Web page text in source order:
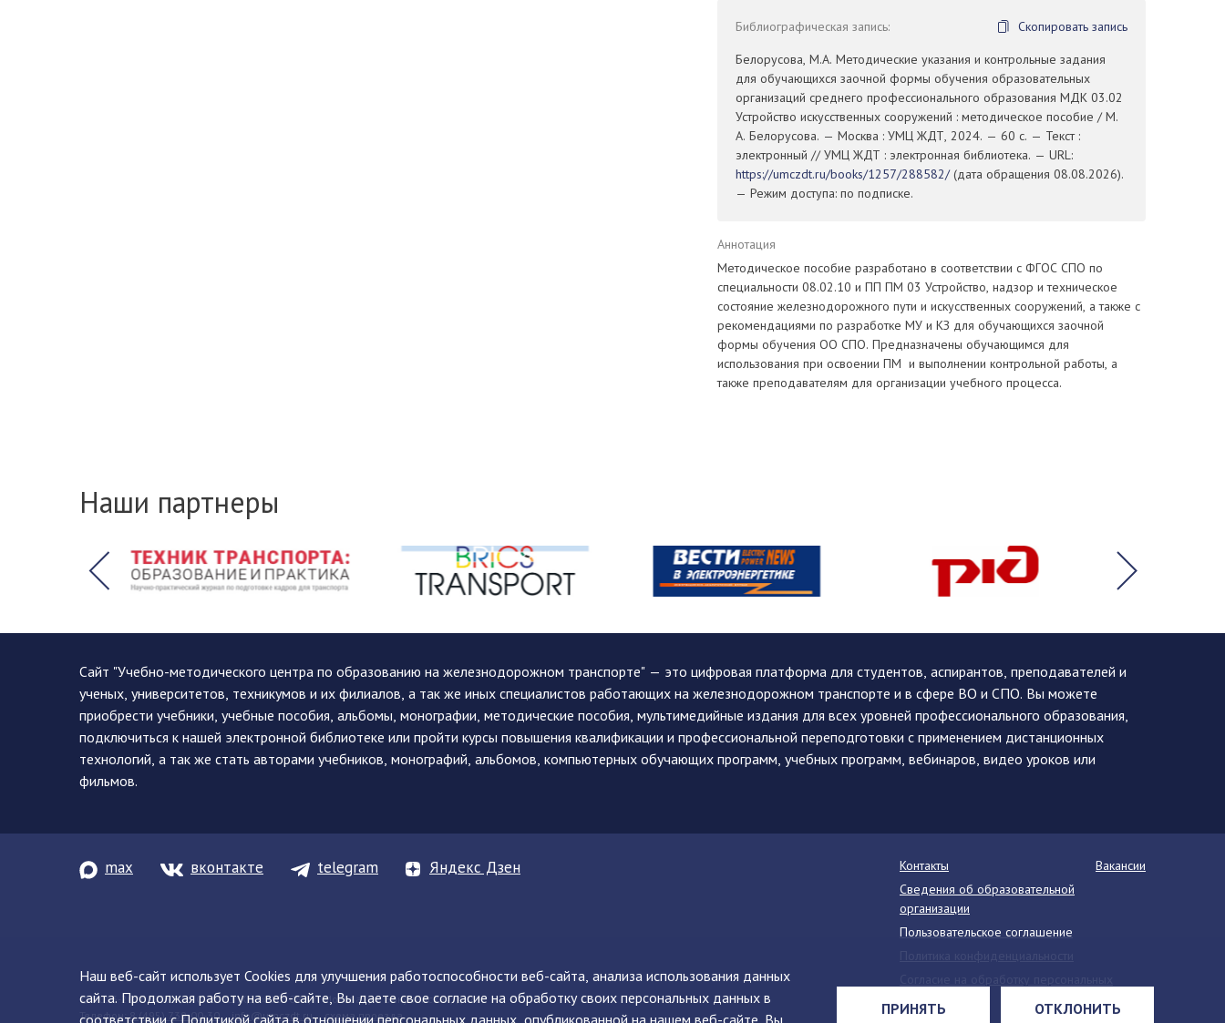
Библиографическая запись:
Скопировать запись
Белорусова, М.А. Методические указания и контрольные задания
для обучающихся заочной формы обучения образовательных
организаций среднего профессионального образования МДК 03.02
Устройство искусственных сооружений : методическое пособие / М.
А. Белорусова. — Москва : УМЦ ЖДТ, 2024. — 60 с. — Текст :
электронный // УМЦ ЖДТ : электронная библиотека. — URL:
https://umczdt.ru/books/1257/288582/(дата обращения 08.08.2026).
— Режим доступа: по подписке.
Аннотация
Методическое пособие разработано в соответствии с ФГОС СПО по
специальности 08.02.10 и ПП ПМ 03 Устройство, надзор и техническое
состояние железнодорожного пути и искусственных сооружений, а также с
рекомендациями по разработке МУ и КЗ для обучающихся заочной
формы обучения ОО СПО. Предназначены обучающимся для
использования при освоении ПМ и выполнении контрольной работы, а
также преподавателям для организации учебного процесса.
Наши партнеры
Наш веб-сайт использует Cookies для улучшения работоспособности веб-сайта, анализа использования данных
сайта. Продолжая работу на веб-сайте, Вы даете свое согласие на обработку своих персональных данных в
соответствии с Политикой сайта в отношении персональных данных, опубликованной на нашем веб-сайте. Вы
ПРИНЯТЬ ОТКЛОНИТЬ
Сайт "Учебно-методического центра по образованию на железнодорожном транспорте" — это цифровая платформа для студентов, аспирантов, преподавателей и
ученых, университетов, техникумов и их филиалов, а так же иных специалистов работающих на железнодорожном транспорте и в сфере ВО и СПО. Вы можете
приобрести учебники, учебные пособия, альбомы, монографии, методические пособия, мультимедийные издания для всех уровней профессионального образования,
подключиться к нашей электронной библиотеке или пройти курсы повышения квалификации и профессиональной переподготовки с применением дистанционных
технологий, а так же стать авторами учебников, монографий, альбомов, компьютерных обучающих программ, учебных программ, вебинаров, видео уроков или
фильмов.
max вконтакте telegram Яндекс Дзен
© 2013-2026 ФГБУ ДПО «УМЦ ЖДТ» 105082, г. Москва, ул. Бакунинская, д. 71
Телефон:8 (495) 739-00-30 info@umczdt.ru схема проезда
Контакты
Вакансии
Сведения об образовательной
организации
Пользовательское соглашение